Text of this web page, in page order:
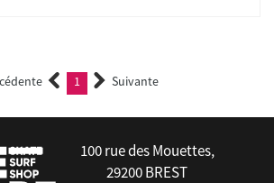
1 (current)Suivante
100 rue des Mouettes,
29200 BREST